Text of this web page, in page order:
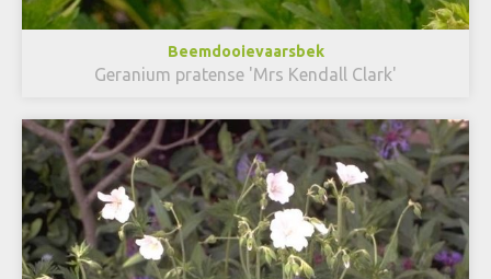
Beemdooievaarsbek
Geranium pratense 'Mrs Kendall Clark'